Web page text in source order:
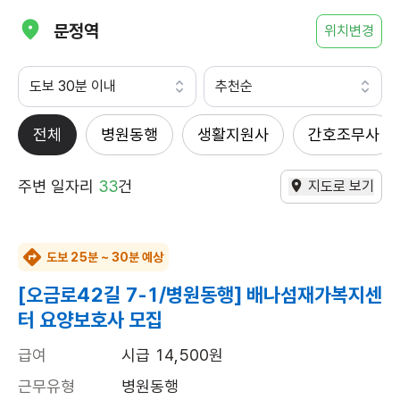
문정역 위치변경
도보 30분 이내 추천순
전체 병원동행 생활지원사 간호조무사
주변 일자리 33건 지도로 보기
도보 25분 ~ 30분 예상
[오금로42길 7-1/병원동행] 배나섬재가복지센
터 요양보호사 모집
급여
시급 14,500원
근무유형
병원동행